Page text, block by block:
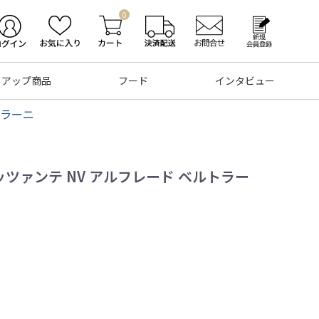
0
ップ商品 フード インタビュー
ーニ
ァンテ NV アルフレード ベルトラー